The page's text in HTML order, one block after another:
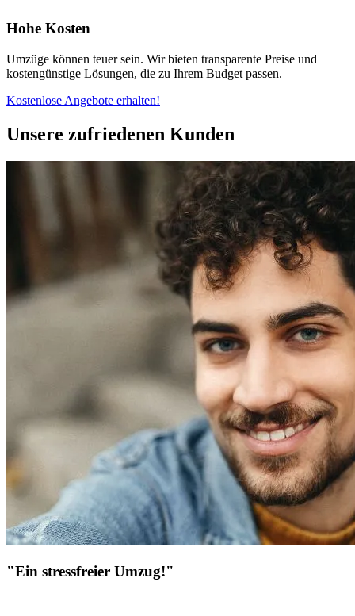
Hohe Kosten
Umzüge können teuer sein. Wir bieten transparente Preise und
kostengünstige Lösungen, die zu Ihrem Budget passen.
Kostenlose Angebote erhalten!
Unsere zufriedenen Kunden
"Ein stressfreier Umzug!"